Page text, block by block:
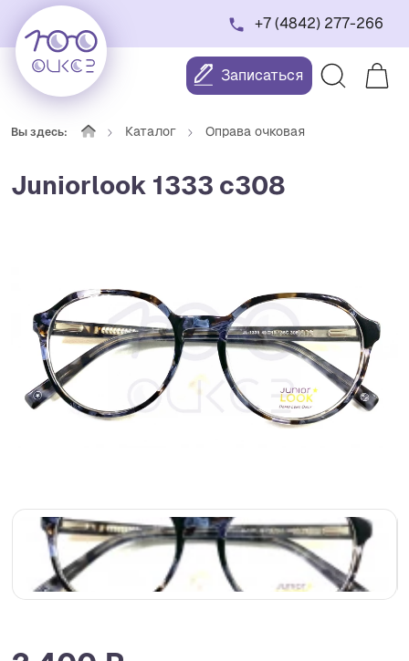
+7 (4842) 277-266
Записаться
Вы здесь: Каталог Оправа очковая
Juniorlook 1333 с308